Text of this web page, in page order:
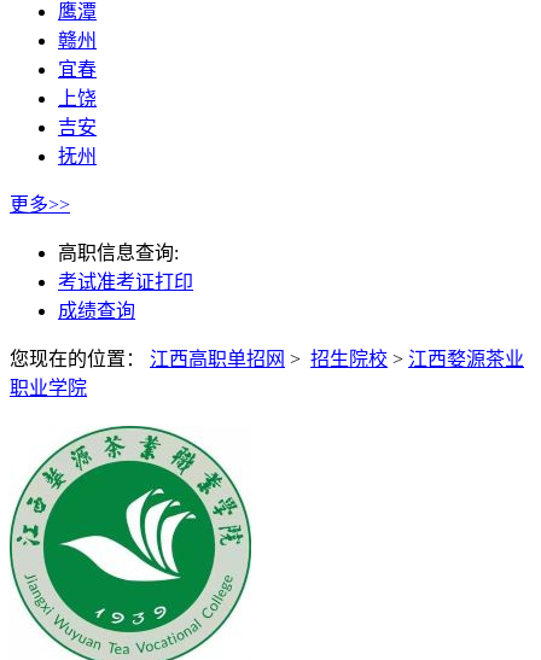
鹰潭
赣州
宜春
上饶
吉安
抚州
更多>>
高职信息查询:
考试准考证打印
成绩查询
您现在的位置： 江西高职单招网 > 招生院校 > 江西婺源茶业
职业学院